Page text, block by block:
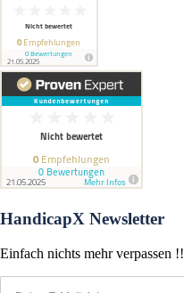
HandicapX Newsletter
Einfach nichts mehr verpassen !!